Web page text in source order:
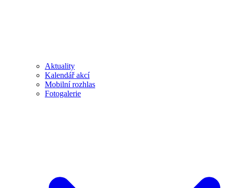
Aktuality
Kalendář akcí
Mobilní rozhlas
Fotogalerie